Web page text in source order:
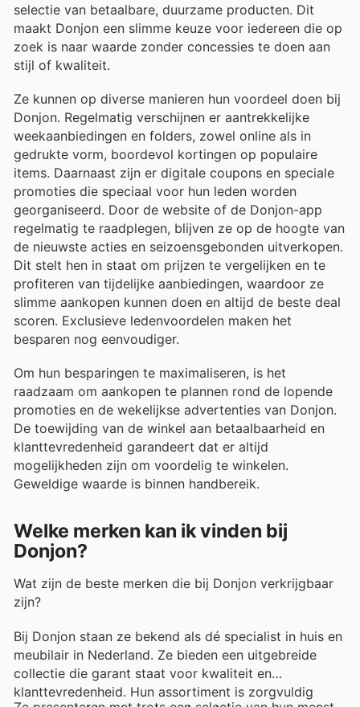
selectie van betaalbare, duurzame producten. Dit
maakt Donjon een slimme keuze voor iedereen die op
zoek is naar waarde zonder concessies te doen aan
stijl of kwaliteit.
Ze kunnen op diverse manieren hun voordeel doen bij
Donjon. Regelmatig verschijnen er aantrekkelijke
weekaanbiedingen en folders, zowel online als in
gedrukte vorm, boordevol kortingen op populaire
items. Daarnaast zijn er digitale coupons en speciale
promoties die speciaal voor hun leden worden
georganiseerd. Door de website of de Donjon-app
regelmatig te raadplegen, blijven ze op de hoogte van
de nieuwste acties en seizoensgebonden uitverkopen.
Dit stelt hen in staat om prijzen te vergelijken en te
profiteren van tijdelijke aanbiedingen, waardoor ze
slimme aankopen kunnen doen en altijd de beste deal
scoren. Exclusieve ledenvoordelen maken het
besparen nog eenvoudiger.
Om hun besparingen te maximaliseren, is het
raadzaam om aankopen te plannen rond de lopende
promoties en de wekelijkse advertenties van Donjon.
De toewijding van de winkel aan betaalbaarheid en
klanttevredenheid garandeert dat er altijd
mogelijkheden zijn om voordelig te winkelen.
Geweldige waarde is binnen handbereik.
Welke merken kan ik vinden bij
Donjon?
Wat zijn de beste merken die bij Donjon verkrijgbaar
zijn?
Bij Donjon staan ze bekend als dé specialist in huis en
meubilair in Nederland. Ze bieden een uitgebreide
collectie die garant staat voor kwaliteit en
klanttevredenheid. Hun assortiment is zorgvuldig